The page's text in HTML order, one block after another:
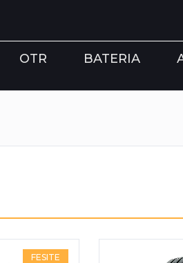
OTR BATERIA
FESITE